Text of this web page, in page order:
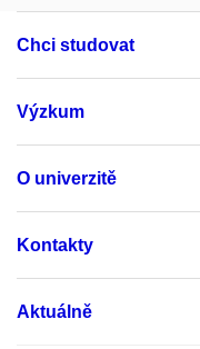
Chci studovat
Výzkum
O univerzitě
Kontakty
Aktuálně